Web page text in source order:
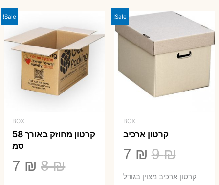
29 ₪.
23 ₪.
Sale!
BOX
קרטון ארכיב
9₪
המחיר
המקורי
7 ₪
הנוכחיקרטון ארכיב מצוין בגודל
Sale!
BOX
קרטון מחוזק באורך 58
סמ
8₪
7 ₪